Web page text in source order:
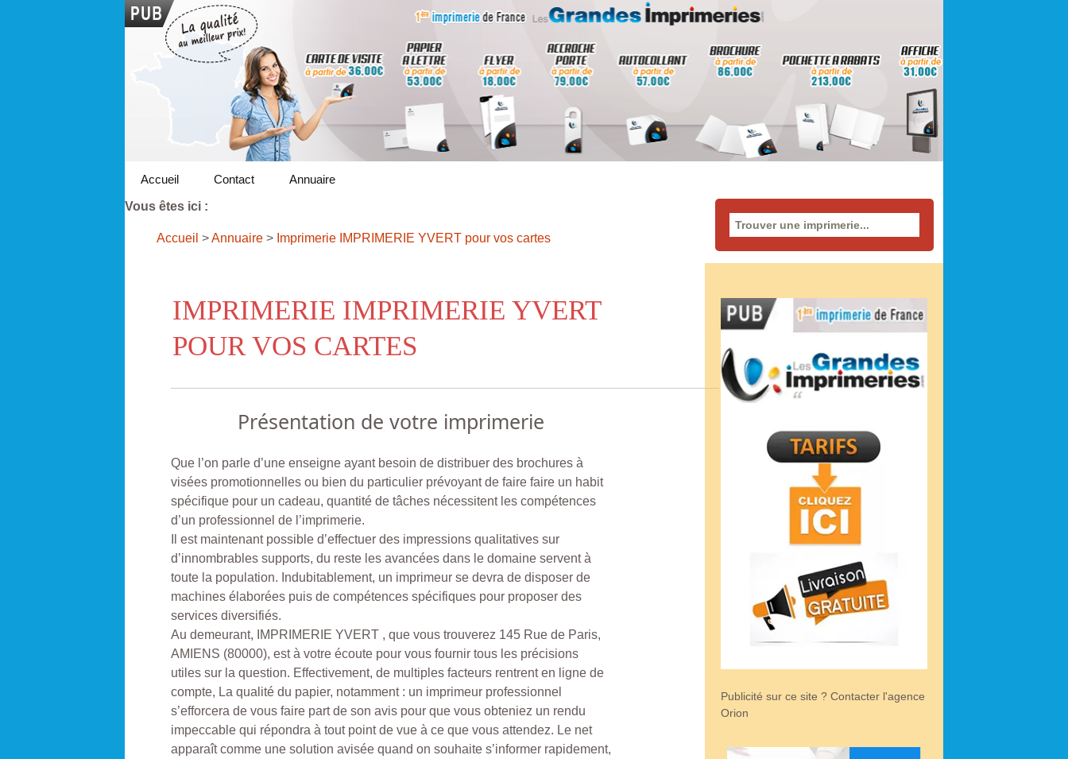
Accueil Contact
Annuaire
Vous êtes ici :
Accueil >Annuaire > Imprimerie IMPRIMERIE YVERT pour vos cartes
IMPRIMERIE IMPRIMERIE YVERT
POUR VOS CARTES
Présentation de votre imprimerie
Que l’on parle d’une enseigne ayant besoin de distribuer des brochures à
visées promotionnelles ou bien du particulier prévoyant de faire faire un habit
spécifique pour un cadeau, quantité de tâches nécessitent les compétences
d’un professionnel de l’imprimerie.
Il est maintenant possible d’effectuer des impressions qualitatives sur
d’innombrables supports, du reste les avancées dans le domaine servent à
toute la population. Indubitablement, un imprimeur se devra de disposer de
machines élaborées puis de compétences spécifiques pour proposer des
services diversifiés.
Au demeurant, IMPRIMERIE YVERT , que vous trouverez 145 Rue de Paris,
AMIENS (80000), est à votre écoute pour vous fournir tous les précisions
utiles sur la question. Effectivement, de multiples facteurs rentrent en ligne de
compte, La qualité du papier, notamment : un imprimeur professionnel
s’efforcera de vous faire part de son avis pour que vous obteniez un rendu
impeccable qui répondra à tout point de vue à ce que vous attendez. Le net
apparaît comme une solution avisée quand on souhaite s’informer rapidement,
Rechercher
Publicité sur ce site ? Contacter l'agence
Orion